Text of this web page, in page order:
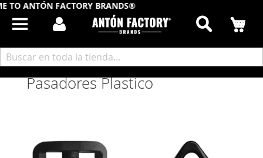
TO ANTÓN FACTORY BRANDS®
Buscar
Inicio Componentes Calzado
Fornituras Plastico
Pasadores Plastico
Pasadores Plastico